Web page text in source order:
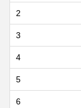
2
3
4
5
6